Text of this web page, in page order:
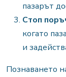
пазарът
Стоп
когато
и
Познаването